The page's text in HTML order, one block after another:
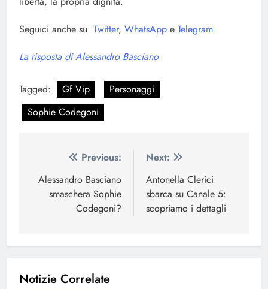
Seguici anche su Twitter, WhatsApp e Telegram
La risposta di Alessandro Basciano
Tagged: Gf Vip
Personaggi
Sophie Codegoni
Navigazione
articoli
Previous:
Alessandro Basciano
smaschera Sophie
Codegoni?
Next:
Antonella Clerici
sbarca su Canale 5:
scopriamo i dettagli
Notizie Correlate